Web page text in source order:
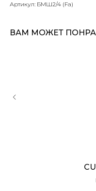
Артикул: БМШ2/4 (Fa)
ВАМ МОЖЕТ